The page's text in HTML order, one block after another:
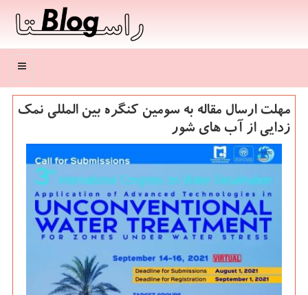
منو
مهلت ارسال مقاله به سومین كنگره بین المللی نمك
زدایی از آب های شور